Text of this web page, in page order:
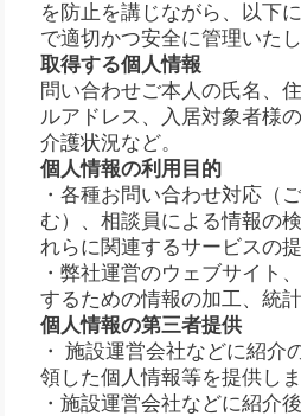
を防止を講じながら、以下
で適切かつ安全に管理いたし
取得する個人情報
問い合わせご本人の氏名、
ルアドレス、入居対象者様
介護状況など。
個人情報の利用目的
・各種お問い合わせ対応（
む）、相談員による情報の
れらに関連するサービスの提
・弊社運営のウェブサイト
するための情報の加工、統計
個人情報の第三者提供
・ 施設運営会社などに紹介
領した個人情報等を提供しま
・施設運営会社などに紹介